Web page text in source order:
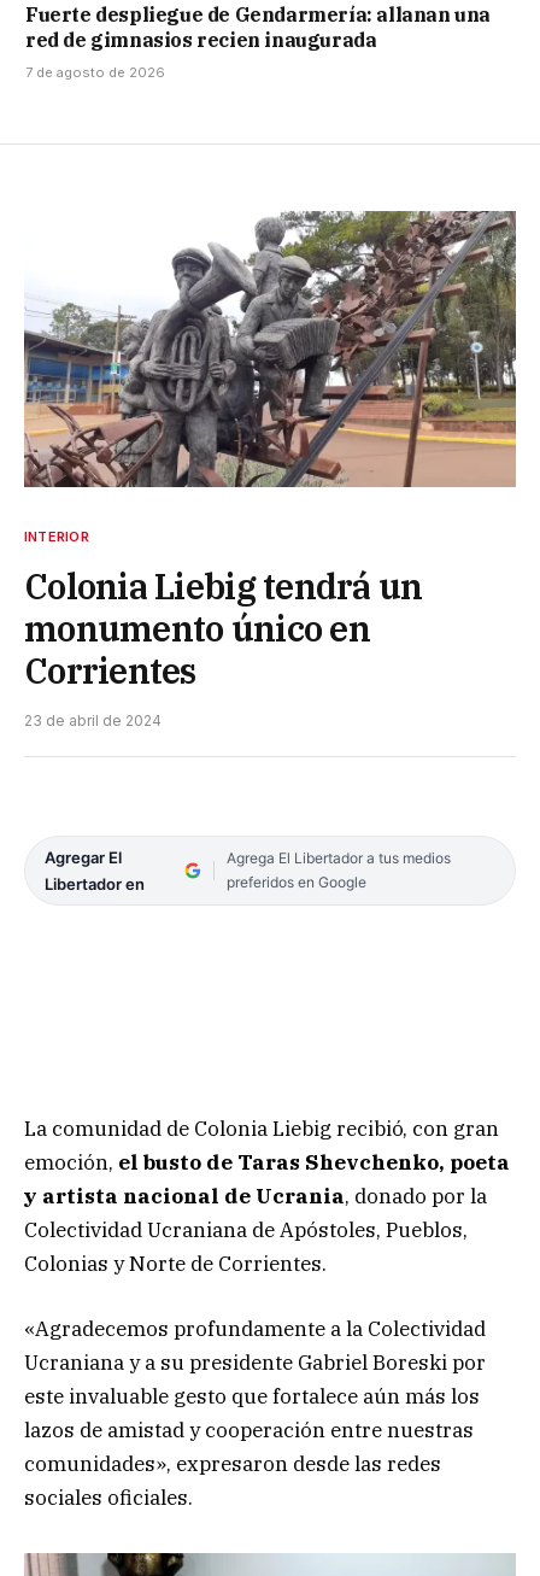
Fuerte despliegue de Gendarmería: allanan una
red de gimnasios recien inaugurada
7 de agosto de 2026
INTERIOR
Colonia Liebig tendrá un
monumento único en
Corrientes
23 de abril de 2024
Agregar El
Libertador en
Agrega El Libertador a tus medios
preferidos en Google
La comunidad de Colonia Liebig recibió, con gran
emoción, el busto de Taras Shevchenko, poeta
y artista nacional de Ucrania, donado por la
Colectividad Ucraniana de Apóstoles, Pueblos,
Colonias y Norte de Corrientes.
«Agradecemos profundamente a la Colectividad
Ucraniana y a su presidente Gabriel Boreski por
este invaluable gesto que fortalece aún más los
lazos de amistad y cooperación entre nuestras
comunidades», expresaron desde las redes
sociales oficiales.